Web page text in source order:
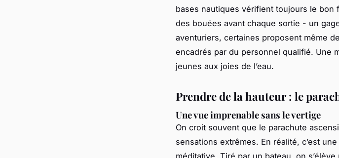
bases nautiques vérifient toujours le bon
des bouées avant chaque sortie - un
aventuriers, certaines proposent même
encadrés par du personnel qualifié. Une
jeunes aux joies de l’eau.
Prendre de la hauteur : le
Une vue imprenable sans le vertige
On croit souvent que le parachute
sensations extrêmes. En réalité, c’est